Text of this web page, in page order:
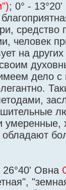
; 0° -
человек
на
дело с
обладают
26°40' Овна